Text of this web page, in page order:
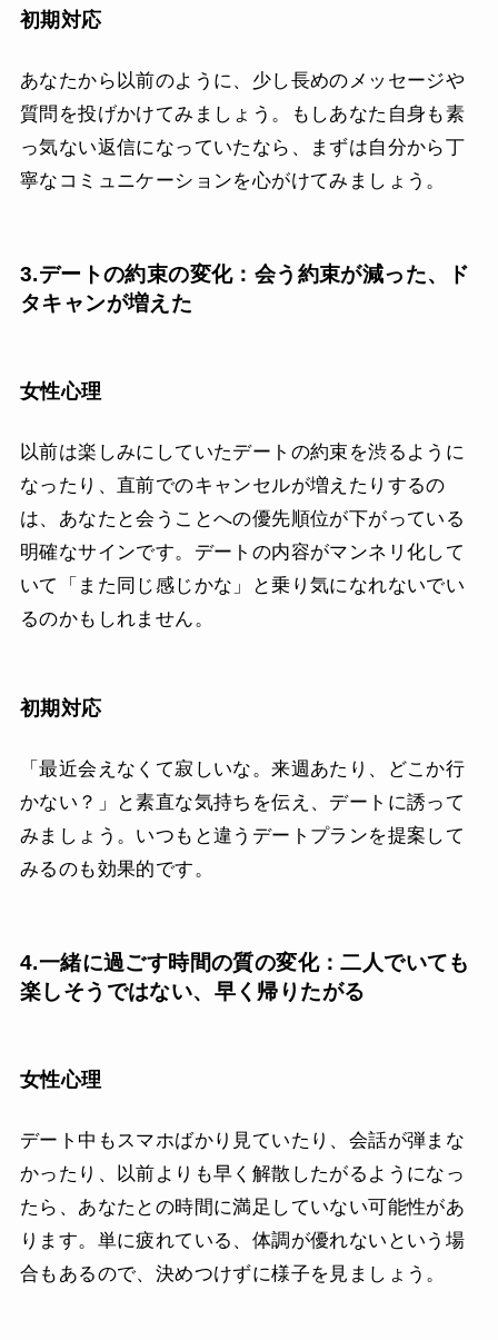
初期対応
あなたから以前のように、少し長めのメッセージや
質問を投げかけてみましょう。もしあなた自身も素
っ気ない返信になっていたなら、まずは自分から丁
寧なコミュニケーションを心がけてみましょう。
3.デートの約束の変化：会う約束が減った、ド
タキャンが増えた
女性心理
以前は楽しみにしていたデートの約束を渋るように
なったり、直前でのキャンセルが増えたりするの
は、あなたと会うことへの優先順位が下がっている
明確なサインです。デートの内容がマンネリ化して
いて「また同じ感じかな」と乗り気になれないでい
るのかもしれません。
初期対応
「最近会えなくて寂しいな。来週あたり、どこか行
かない？」と素直な気持ちを伝え、デートに誘って
みましょう。いつもと違うデートプランを提案して
みるのも効果的です。
4.一緒に過ごす時間の質の変化：二人でいても
楽しそうではない、早く帰りたがる
女性心理
デート中もスマホばかり見ていたり、会話が弾まな
かったり、以前よりも早く解散したがるようになっ
たら、あなたとの時間に満足していない可能性があ
ります。単に疲れている、体調が優れないという場
合もあるので、決めつけずに様子を見ましょう。